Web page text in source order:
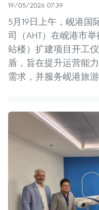
19/05/2026 07:39
5月19日上午，岘港国
司（AHT）在岘港市
站楼）扩建项目开工
盾，旨在提升运营能
需求，并服务岘港旅